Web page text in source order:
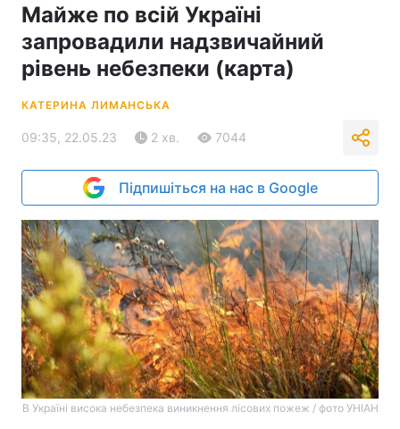
Майже по всій Україні
запровадили надзвичайний
рівень небезпеки (карта)
КАТЕРИНА ЛИМАНСЬКА
09:35, 22.05.23 2 хв. 7044
Підпишіться на нас в Google
В Україні висока небезпека виникнення лісових пожеж / фото УНІАН